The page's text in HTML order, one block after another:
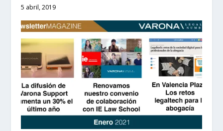
5 abril, 2019